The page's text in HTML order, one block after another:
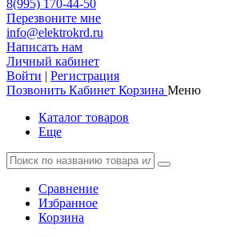
8(995) 170-44-50
Перезвоните мне
info@elektrokrd.ru
Написать нам
Личный кабинет
Войти | Регистрация
Позвонить Кабинет Корзина Меню
Каталог товаров
Еще
Сравнение
Избранное
Корзина